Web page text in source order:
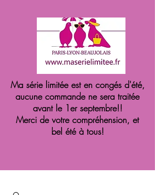
Ma série limitée est en congés d'été,
aucune commande ne sera traitée
avant le 1er septembre!!
Merci de votre compréhension, et
bel été à tous!